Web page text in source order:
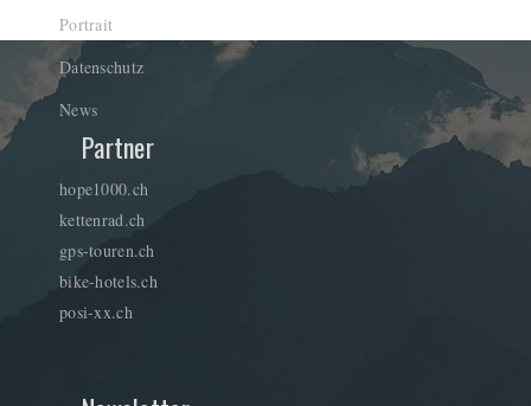
Portrait
Datenschutz
News
Partner
hope1000.ch
kettenrad.ch
gps-touren.ch
bike-hotels.ch
posi-xx.ch